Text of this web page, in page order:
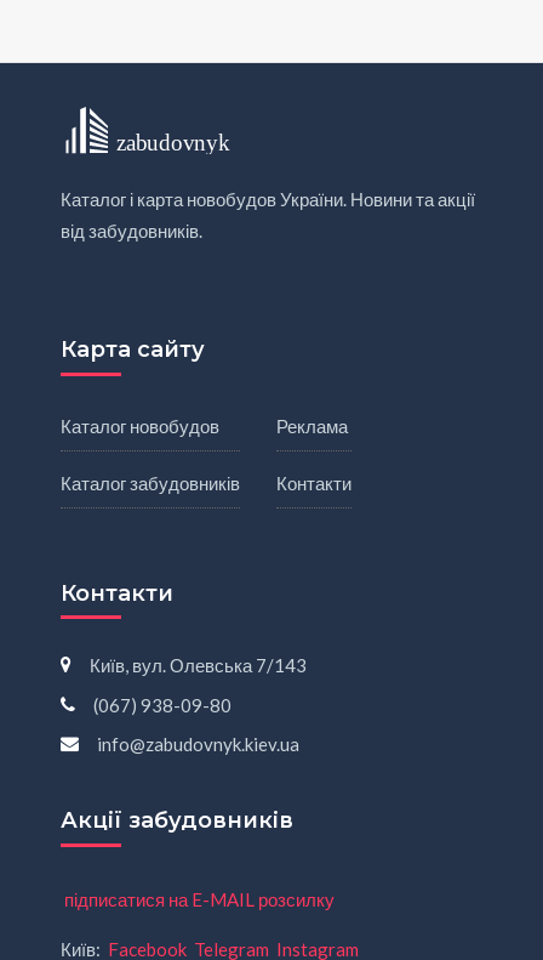
Каталог і карта новобудов України. Новини та акції
від забудовників.
Карта сайту
Каталог новобудов
Каталог забудовників
Реклама
Контакти
Контакти
Київ, вул. Олевська 7/143
(067) 938-09-80
info@zabudovnyk.kiev.ua
Акції забудовників
підписатися на E-MAIL розсилку
Київ: Facebook Telegram Instagram